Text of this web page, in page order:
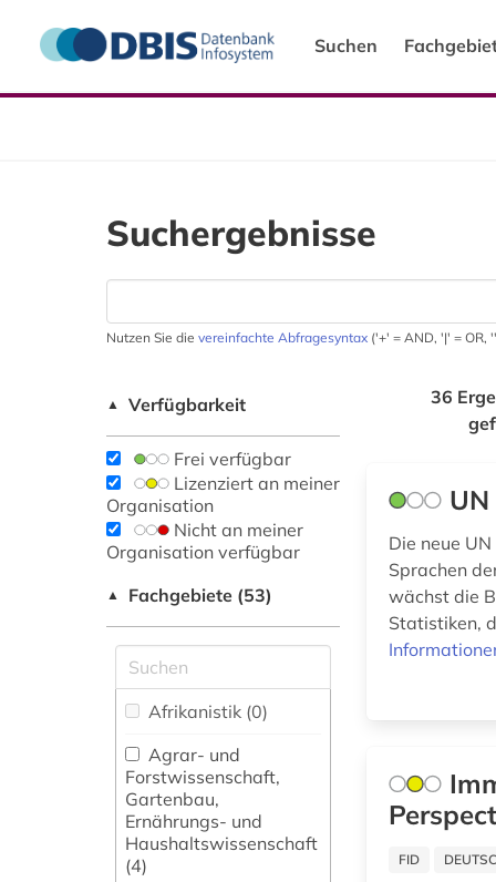
Suchen
Suchergebnisse
Nutzen Sie die vereinfachte Abfragesyntax ('+' = AND, '|' = OR,
▲ Verfügbarkeit
Frei verfügbar
Lizenziert an meiner
Organisation
Nicht an meiner
Organisation verfügbar
▲ Fachgebiete (53)
Afrikanistik (0)
Agrar- und
Forstwissenschaft,
Gartenbau,
Ernährungs- und
Haushaltswissenschaft
(4)
36
Die neue
Sprachen
wächst die
Statistiken,
FID